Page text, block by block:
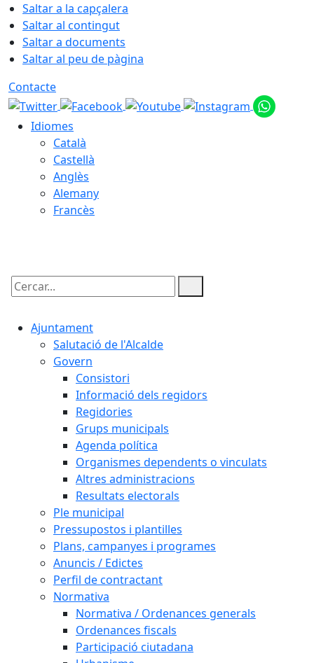
Saltar a la capçalera
Saltar al contingut
Saltar a documents
Saltar al peu de pàgina
Contacte
Idiomes
Català
Castellà
Anglès
Alemany
Francès
Cercar:
Ajuntament
Salutació de l'Alcalde
Govern
Consistori
Informació dels regidors
Regidories
Grups municipals
Agenda política
Organismes dependents o vinculats
Altres administracions
Resultats electorals
Ple municipal
Pressupostos i plantilles
Plans, campanyes i programes
Anuncis / Edictes
Perfil de contractant
Normativa
Normativa / Ordenances generals
Ordenances fiscals
Participació ciutadana